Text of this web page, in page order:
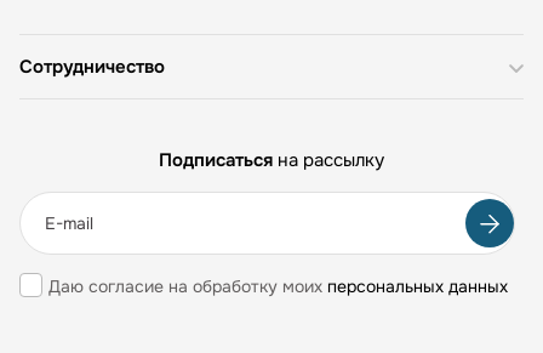
Сотрудничество
Подписаться на рассылку
Даю согласие на обработку моих персональных данных